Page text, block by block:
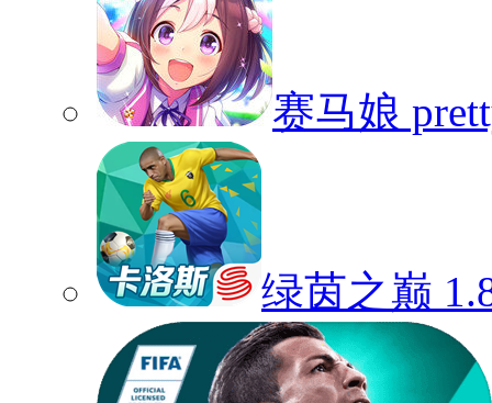
赛马娘
绿茵之巅